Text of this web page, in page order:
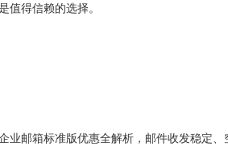
值得信赖的选择。
业邮箱标准版优惠全解析，邮件收发稳定